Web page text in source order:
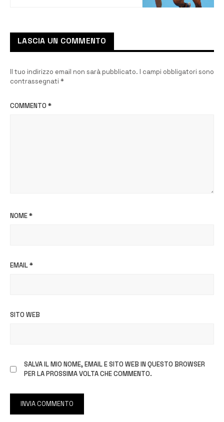
LASCIA UN COMMENTO
Il tuo indirizzo email non sarà pubblicato. I campi obbligatori sono
contrassegnati *
COMMENTO *
NOME*
EMAIL*
SITO WEB
SALVA IL MIO NOME, EMAIL E SITO WEB IN QUESTO BROWSER
PER LA PROSSIMA VOLTA CHE COMMENTO.